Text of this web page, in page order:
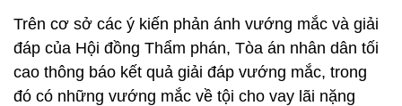
Trên cơ sở các ý kiến phản ánh vướng mắc và giải
đáp của Hội đồng Thẩm phán, Tòa án nhân dân tối
cao thông báo kết quả giải đáp vướng mắc, trong
đó có những vướng mắc về tội cho vay lãi nặng